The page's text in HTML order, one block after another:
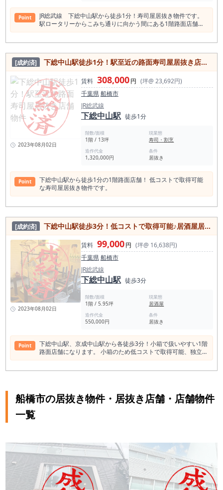
Point
JR総武線 下総中山駅から徒歩1分！寿司屋居抜き物件です。
駅ロータリーからこみち通りに向かう間にある1階路面店舗で
看板掲出可能！ 小箱・低コストで物件取得可能♪
[成約済] 下総中山駅徒歩1分！駅至近の路面寿司屋居抜き店舗物件
2023年08月02日
賃料 308,000円 (坪@ 23,692円)
千葉県船橋市
JR総武線
下総中山駅 徒歩1分
階数/面積
1階 / 13坪
現業態
寿司・割烹
造作代金
1,320,000円
条件
居抜き
Point
下総中山駅から徒歩1分の1階路面店舗！ 低コストで取得可能
な寿司屋居抜き物件です。
[成約済] 下総中山駅徒歩3分！低コストで取得可能♪居酒屋居抜き・小箱の1階路面店舗
2023年08月02日
賃料 99,000円 (坪@ 16,638円)
千葉県船橋市
JR総武線
下総中山駅 徒歩3分
階数/面積
1階 / 5.95坪
現業態
居酒屋
造作代金
550,000円
条件
居抜き
Point
下総中山駅、京成中山駅から各徒歩3分！小箱で扱いやすい1階
路面店舗になります。 小箱のため低コストで取得可能、独立の
方や個人のお客様に最適です♪ 居酒屋居抜き物件！
船橋市の居抜き物件・居抜き店舗・店舗物件
一覧